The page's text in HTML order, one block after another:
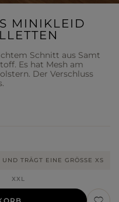
MINIKLEID
Schnitt aus Samt
Es hat Mesh am
Der Verschluss
TRÄGT EINE GRÖSSE XS
XXL